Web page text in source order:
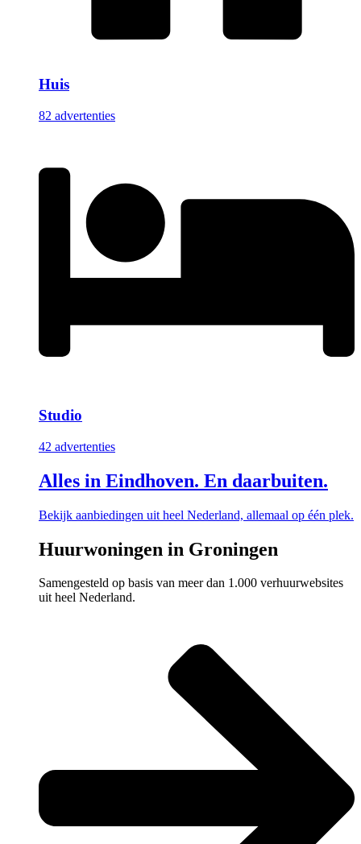
Huis
82 advertenties
Studio
42 advertenties
Alles in Eindhoven. En daarbuiten.
Bekijk aanbiedingen uit heel Nederland, allemaal op één plek.
Huurwoningen in Groningen
Samengesteld op basis van meer dan 1.000 verhuurwebsites
uit heel Nederland.